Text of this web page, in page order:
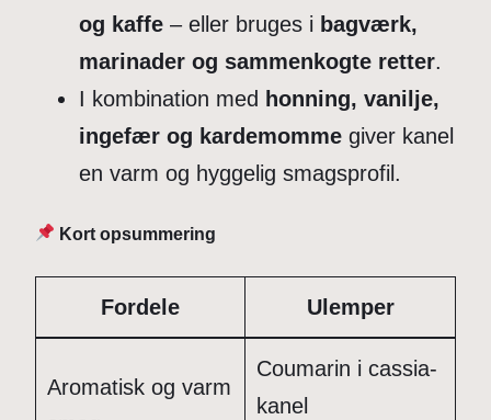
og kaffe – eller bruges i bagværk,
marinader og sammenkogte retter.
I kombination med honning, vanilje,
ingefær og kardemomme giver kanel
en varm og hyggelig smagsprofil.
Kort opsummering
Fordele Ulemper
Aromatisk og varm
Coumarin i cassia-
kanel